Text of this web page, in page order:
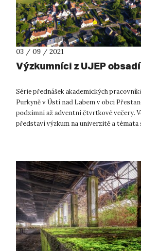
03 / 09 / 2021
Výzkumníci z UJEP
Série přednášek akademických
Purkyně v Ústí nad Labem v obci
podzimní až adventní čtvrtkové večery.
představí výzkum na univerzitě a témata